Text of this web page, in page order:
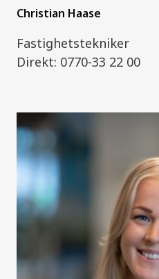
Christian Haase
Fastighetstekniker
Direkt: 0770-33 22 00